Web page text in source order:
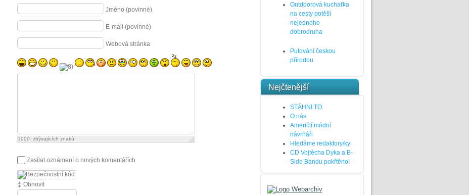
Jméno (povinné)
E-mail (povinné)
Webová stránka
1000 zbývajících znaků
Zasílat oznámení o nových komentářích
Obnovit
Outdoorová kuchařka
na cesty potěší
nejednoho
dobrodruha
Putování českou
přírodou
Nejčtenější
STÁHNI.TO
O nás
Američtí módní
návrháři
Hledáme redaktory/ky
CD Vojtěcha Dyka a B-
Side Bandu pokřtěno!